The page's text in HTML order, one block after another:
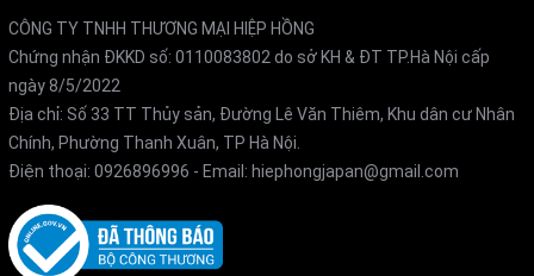
CÔNG TY TNHH THƯƠNG MẠI HIỆP HỒNG
Chứng nhận ĐKKD số: 0110083802 do sở KH & ĐT TP.Hà Nội cấp
ngày 8/5/2022
Địa chỉ: Số 33 TT Thủy sản, Đường Lê Văn Thiêm, Khu dân cư Nhân
Chính, Phường Thanh Xuân, TP Hà Nội.
Điện thoại: 0926896996 - Email: hiephongjapan@gmail.com